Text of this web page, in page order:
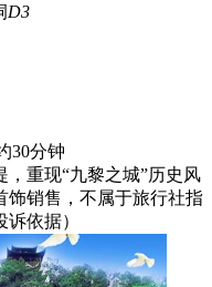
D3
30分钟
重现“九黎之城”历史风
饰销售，不属于旅行社指
依据）